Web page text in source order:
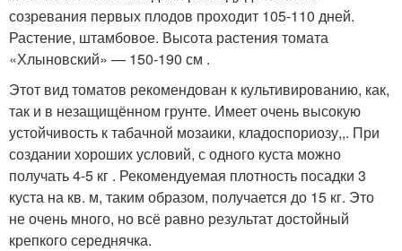
созревания первых плодов проходит 105-110 дней.
Растение, штамбовое. Высота растения томата
«Хлыновский» — 150-190 см .
Этот вид томатов рекомендован к культивированию, как,
так и в незащищённом грунте. Имеет очень высокую
устойчивость к табачной мозаики, кладоспориозу,,. При
создании хороших условий, с одного куста можно
получать 4-5 кг . Рекомендуемая плотность посадки 3
куста на кв. м, таким образом, получается до 15 кг. Это
не очень много, но всё равно результат достойный
крепкого середнячка.